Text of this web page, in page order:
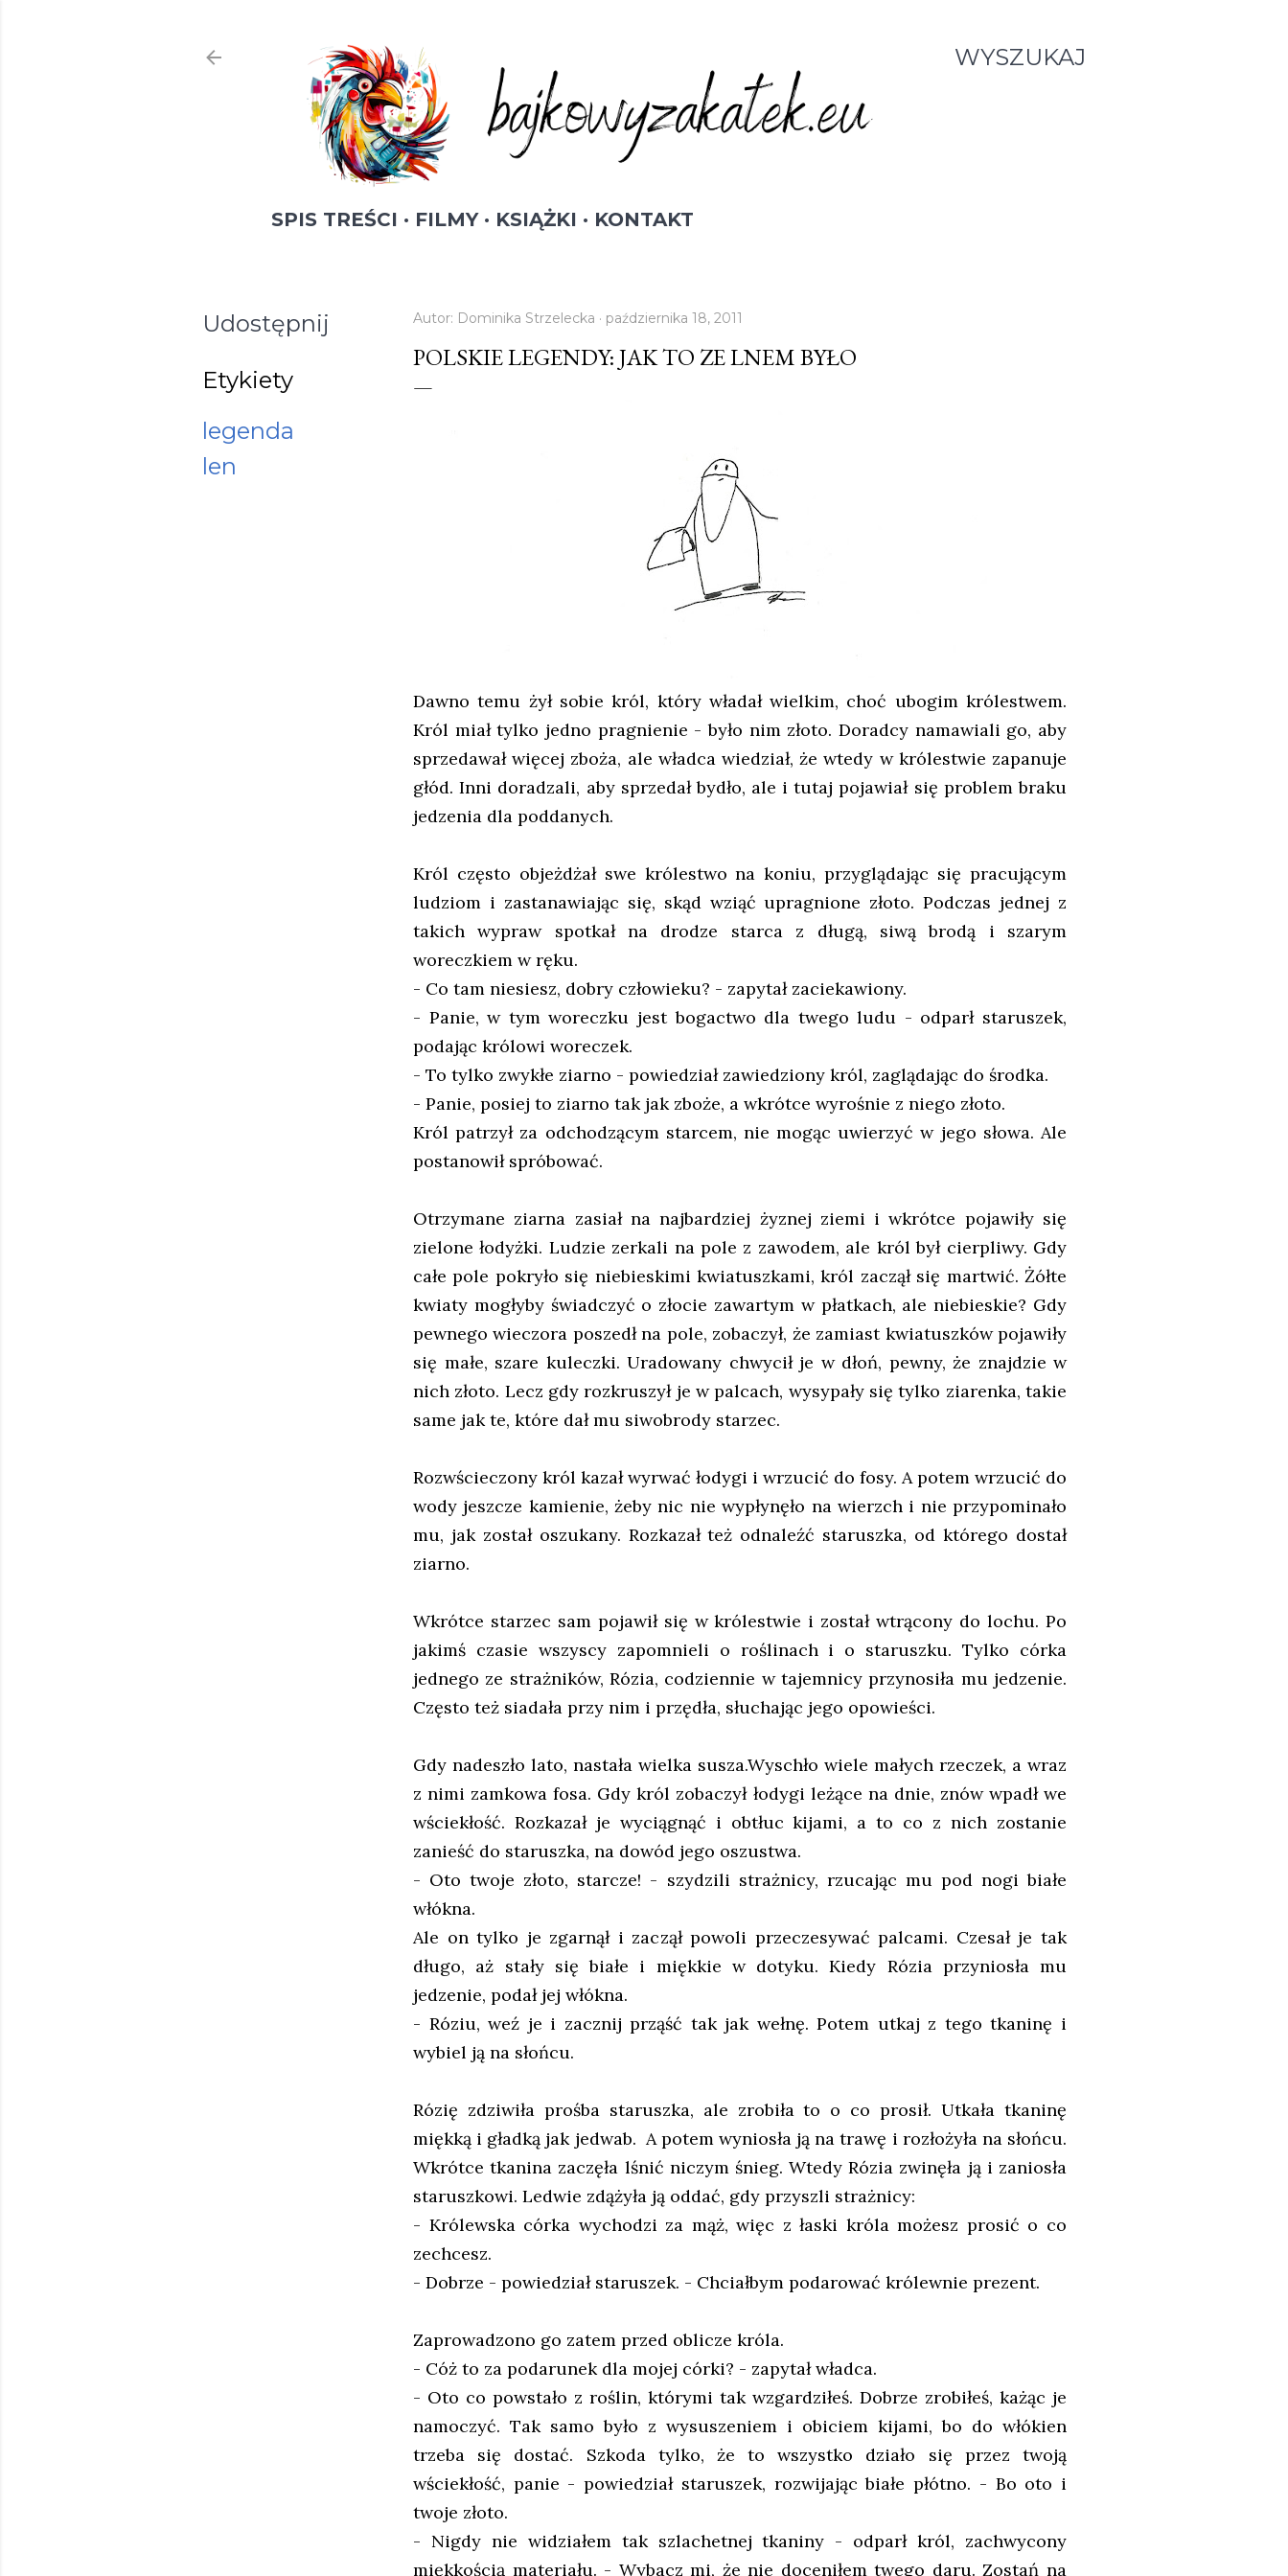
WYSZUKAJ
SPIS TREŚCI FILMY KSIĄŻKI KONTAKT
Udostępnij
Etykiety
legenda
len
Autor: Dominika Strzelecka października 18, 2011
POLSKIE LEGENDY: JAK TO ZE LNEM BYŁO
Dawno temu żył sobie król, który władał wielkim, choć ubogim królestwem.
Król miał tylko jedno pragnienie - było nim złoto. Doradcy namawiali go, aby
sprzedawał więcej zboża, ale władca wiedział, że wtedy w królestwie zapanuje
głód. Inni doradzali, aby sprzedał bydło, ale i tutaj pojawiał się problem braku
jedzenia dla poddanych.
Król często objeżdżał swe królestwo na koniu, przyglądając się pracującym
ludziom i zastanawiając się, skąd wziąć upragnione złoto. Podczas jednej z
takich wypraw spotkał na drodze starca z długą, siwą brodą i szarym
woreczkiem w ręku.
- Co tam niesiesz, dobry człowieku? - zapytał zaciekawiony.
- Panie, w tym woreczku jest bogactwo dla twego ludu - odparł staruszek,
podając królowi woreczek.
- To tylko zwykłe ziarno - powiedział zawiedziony król, zaglądając do środka.
- Panie, posiej to ziarno tak jak zboże, a wkrótce wyrośnie z niego złoto.
Król patrzył za odchodzącym starcem, nie mogąc uwierzyć w jego słowa. Ale
postanowił spróbować.
Otrzymane ziarna zasiał na najbardziej żyznej ziemi i wkrótce pojawiły się
zielone łodyżki. Ludzie zerkali na pole z zawodem, ale król był cierpliwy. Gdy
całe pole pokryło się niebieskimi kwiatuszkami, król zaczął się martwić. Żółte
kwiaty mogłyby świadczyć o złocie zawartym w płatkach, ale niebieskie? Gdy
pewnego wieczora poszedł na pole, zobaczył, że zamiast kwiatuszków pojawiły
się małe, szare kuleczki. Uradowany chwycił je w dłoń, pewny, że znajdzie w
nich złoto. Lecz gdy rozkruszył je w palcach, wysypały się tylko ziarenka, takie
same jak te, które dał mu siwobrody starzec.
Rozwścieczony król kazał wyrwać łodygi i wrzucić do fosy. A potem wrzucić do
wody jeszcze kamienie, żeby nic nie wypłynęło na wierzch i nie przypominało
mu, jak został oszukany. Rozkazał też odnaleźć staruszka, od którego dostał
ziarno.
Wkrótce starzec sam pojawił się w królestwie i został wtrącony do lochu. Po
jakimś czasie wszyscy zapomnieli o roślinach i o staruszku. Tylko córka
jednego ze strażników, Rózia, codziennie w tajemnicy przynosiła mu jedzenie.
Często też siadała przy nim i przędła, słuchając jego opowieści.
Gdy nadeszło lato, nastała wielka susza.Wyschło wiele małych rzeczek, a wraz
z nimi zamkowa fosa. Gdy król zobaczył łodygi leżące na dnie, znów wpadł we
wściekłość. Rozkazał je wyciągnąć i obtłuc kijami, a to co z nich zostanie
zanieść do staruszka, na dowód jego oszustwa.
- Oto twoje złoto, starcze! - szydzili strażnicy, rzucając mu pod nogi białe
włókna.
Ale on tylko je zgarnął i zaczął powoli przeczesywać palcami. Czesał je tak
długo, aż stały się białe i miękkie w dotyku. Kiedy Rózia przyniosła mu
jedzenie, podał jej włókna.
- Róziu, weź je i zacznij prząść tak jak wełnę. Potem utkaj z tego tkaninę i
wybiel ją na słońcu.
Rózię zdziwiła prośba staruszka, ale zrobiła to o co prosił. Utkała tkaninę
miękką i gładką jak jedwab. A potem wyniosła ją na trawę i rozłożyła na słońcu.
Wkrótce tkanina zaczęła lśnić niczym śnieg. Wtedy Rózia zwinęła ją i zaniosła
staruszkowi. Ledwie zdążyła ją oddać, gdy przyszli strażnicy:
- Królewska córka wychodzi za mąż, więc z łaski króla możesz prosić o co
zechcesz.
- Dobrze - powiedział staruszek. - Chciałbym podarować królewnie prezent.
Zaprowadzono go zatem przed oblicze króla.
- Cóż to za podarunek dla mojej córki? - zapytał władca.
- Oto co powstało z roślin, którymi tak wzgardziłeś. Dobrze zrobiłeś, każąc je
namoczyć. Tak samo było z wysuszeniem i obiciem kijami, bo do włókien
trzeba się dostać. Szkoda tylko, że to wszystko działo się przez twoją
wściekłość, panie - powiedział staruszek, rozwijając białe płótno. - Bo oto i
twoje złoto.
- Nigdy nie widziałem tak szlachetnej tkaniny - odparł król, zachwycony
miękkością materiału. - Wybacz mi, że nie doceniłem twego daru. Zostań na